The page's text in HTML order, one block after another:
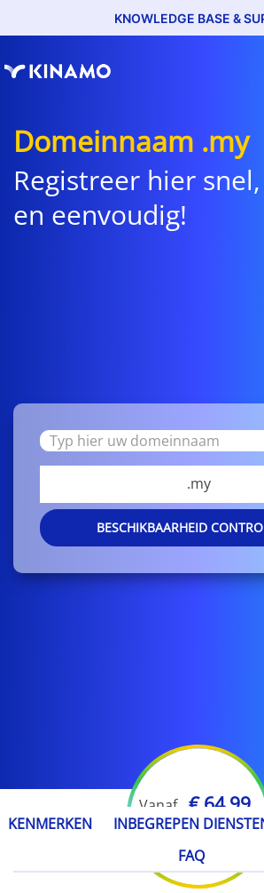
KNOWLEDGE BASE &
Domeinnaam .my
Registreer hier
en eenvoudig!
.my
BESCHIKBAARHEID
Vanaf € 64,99
/ jaar
KENMERKEN INBEGREPEN
FAQ